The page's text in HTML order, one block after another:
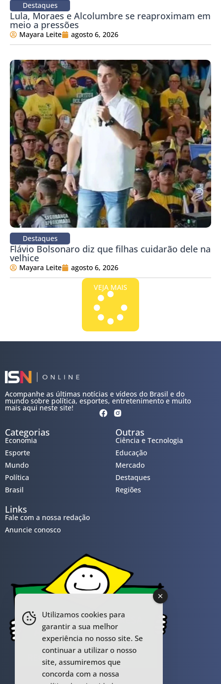
Destaques
Lula, Moraes e Alcolumbre se reaproximam em
meio a pressões
Mayara Leite agosto 6, 2026
Destaques
Flávio Bolsonaro diz que filhas cuidarão dele na
velhice
Mayara Leite agosto 6, 2026
VEJA MAIS
Acompanhe as últimas notícias e vídeos do Brasil e do
mundo sobre política, esportes, entretenimento e muito
mais aqui neste site!
Categorias
Economia
Esporte
Mundo
Política
Brasil
Outras
Ciência e Tecnologia
Educação
Mercado
Destaques
Regiões
Links
Fale com a nossa redação
Anuncie conosco
Utilizamos cookies para
garantir a sua melhor
experiência no nosso site. Se
continuar a utilizar o nosso
site, assumiremos que
concorda com a nossa